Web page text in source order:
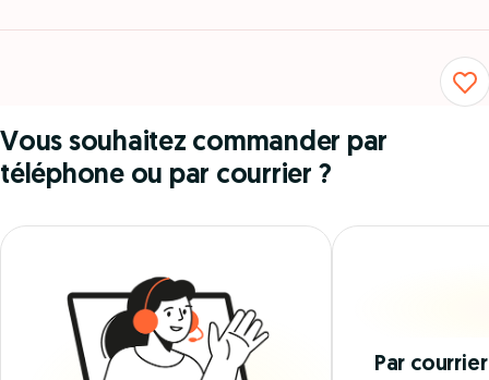
Vous souhaitez commander par
téléphone ou par courrier ?
Par courrier